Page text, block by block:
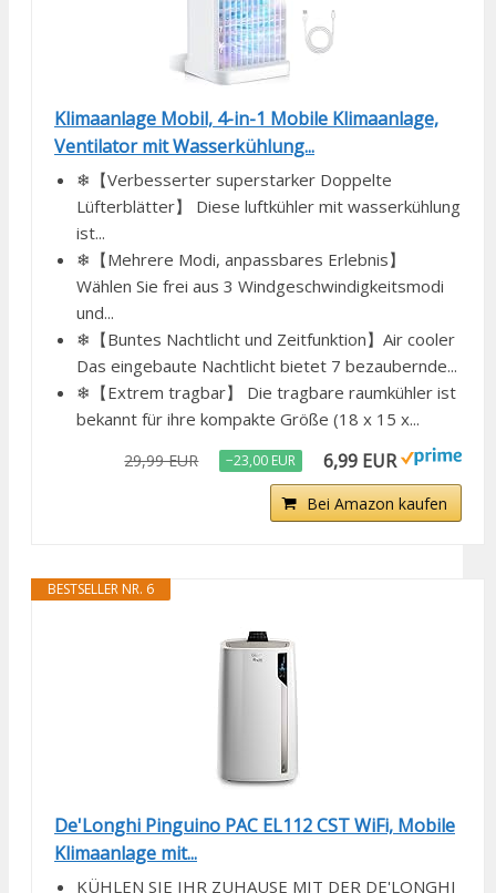
Klimaanlage Mobil, 4-in-1 Mobile Klimaanlage,
Ventilator mit Wasserkühlung...
❄【Verbesserter superstarker Doppelte
Lüfterblätter】 Diese luftkühler mit wasserkühlung
ist...
❄【Mehrere Modi, anpassbares Erlebnis】
Wählen Sie frei aus 3 Windgeschwindigkeitsmodi
und...
❄【Buntes Nachtlicht und Zeitfunktion】Air cooler
Das eingebaute Nachtlicht bietet 7 bezaubernde...
❄【Extrem tragbar】 Die tragbare raumkühler ist
bekannt für ihre kompakte Größe (18 x 15 x...
29,99 EUR −23,00 EUR 6,99 EUR
Bei Amazon kaufen
BESTSELLER NR. 6
De'Longhi Pinguino PAC EL112 CST WiFi, Mobile
Klimaanlage mit...
KÜHLEN SIE IHR ZUHAUSE MIT DER DE'LONGHI